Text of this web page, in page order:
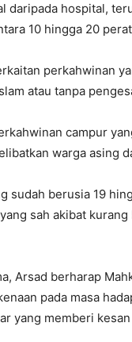
daripada hospital,
10 hingga 20
perkahwinan
atau tanpa
campur
warga asing
sudah berusia 19
sah akibat
Arsad berharap
pada masa
yang memberi